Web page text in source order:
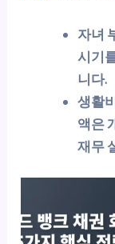
자녀
시기
니다.
생활
액은
재무